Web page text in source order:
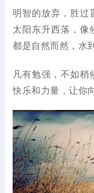
明智的放弃，胜过
太阳东升西落，像
都是自然而然，水
凡有勉强，不如
快乐和力量，让你